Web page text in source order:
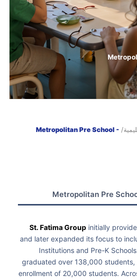
Metropolitan Pre School -
Metropolitan Pre
St. Fatima Group initially
and later expanded its focus to
Institutions and Pre-K
graduated over 138,000 students,
enrollment of 20,000 students.